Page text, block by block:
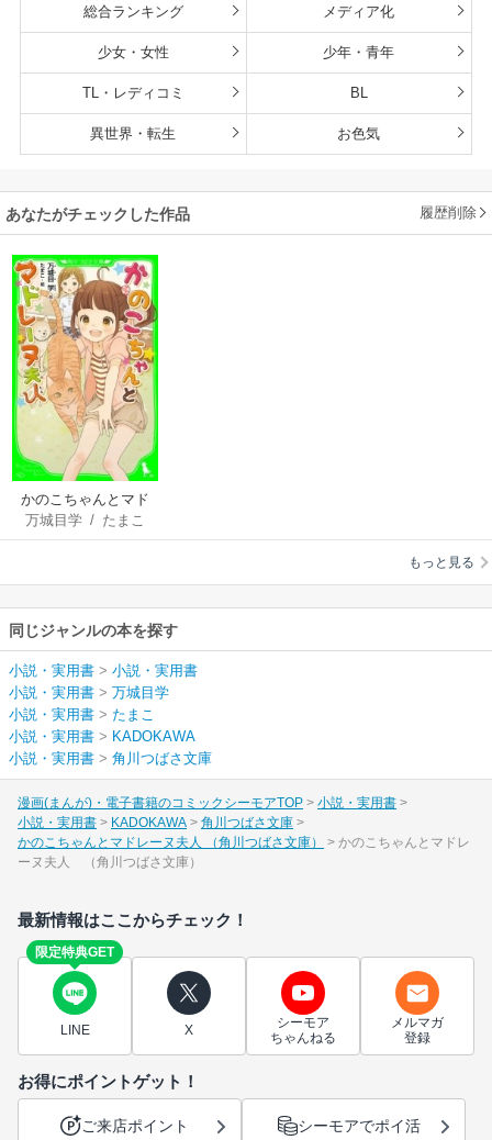
総合ランキング メディア化
少女・女性 少年・青年
TL・レディコミ BL
異世界・転生 お色気
あなたがチェックした作品 履歴削除
かのこちゃんとマド
レーヌ夫人 （角川つ
ばさ文庫）
万城目学 / たまこ
もっと見る
同じジャンルの本を探す
小説・実用書 > 小説・実用書
小説・実用書 > 万城目学
小説・実用書 > たまこ
小説・実用書 > KADOKAWA
小説・実用書 > 角川つばさ文庫
漫画(まんが)・電子書籍のコミックシーモアTOP
小説・実用書
小説・実用書
KADOKAWA
角川つばさ文庫
かのこちゃんとマドレーヌ夫人 （角川つばさ文庫）
かのこちゃんとマドレ
ーヌ夫人 （角川つばさ文庫）
最新情報はここからチェック！
限定特典GET
LINE X
シーモア
ちゃんねる
メルマガ
登録
お得にポイントゲット！
ご来店ポイント シーモアでポイ活